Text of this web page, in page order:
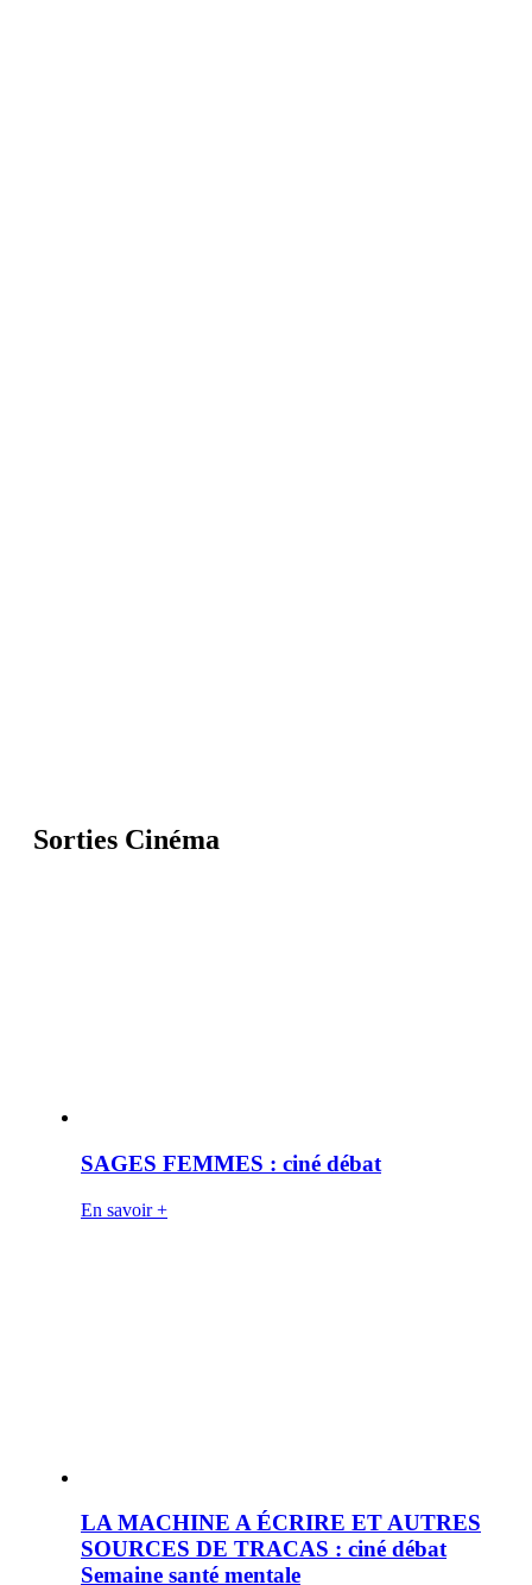
Sorties Cinéma
SAGES FEMMES : ciné débat
En savoir +
LA MACHINE A ÉCRIRE ET AUTRES
SOURCES DE TRACAS : ciné débat
Semaine santé mentale